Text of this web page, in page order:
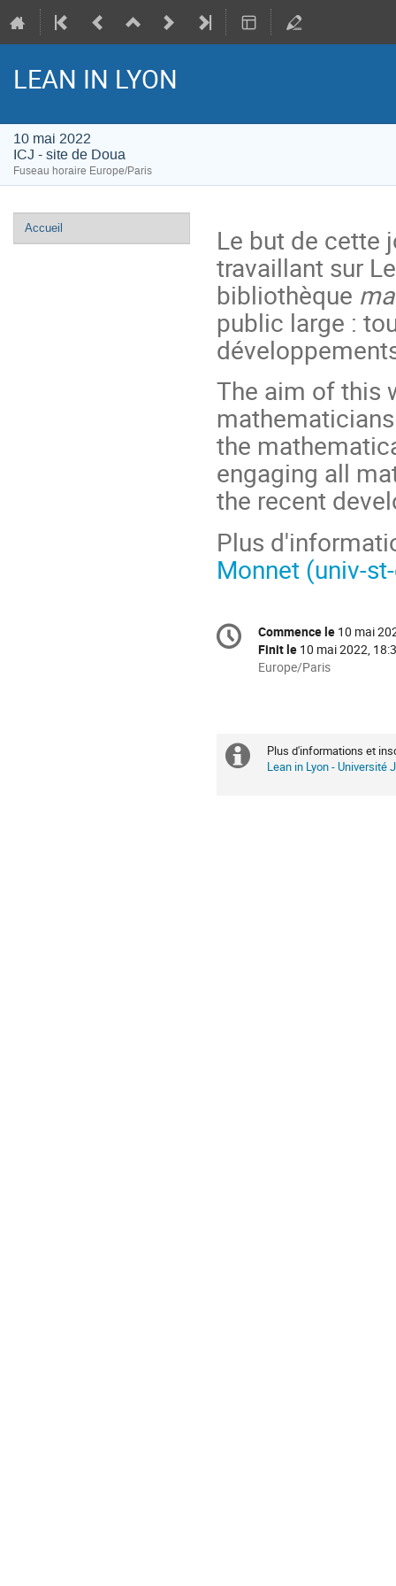
LEAN IN LYON
10 mai 2022
ICJ - site de Doua
Fuseau horaire Europe/Paris
Menu
de
Accueil
Le but de cette
travaillant sur
bibliothèque
public large :
The aim of this
the
engaging all
the recent
Plus
Monnet (univ-
Information
de
Date/Heure
Commence le 10 mai
Finit le 10 mai 2022,
Toutes
Europe/Paris
Europe/Paris
Information
Plus d'informations et
Lean in Lyon - Université